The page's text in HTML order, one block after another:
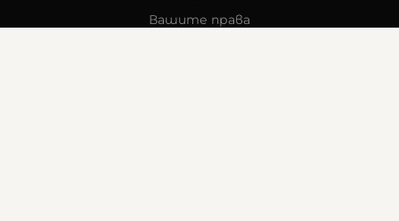
Вашите права